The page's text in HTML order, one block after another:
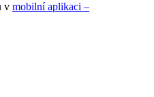
v mobilní aplikaci –